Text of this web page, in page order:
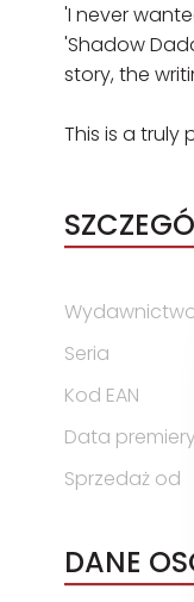
'I never
'Shadow
story, the
This is a truly
Seria
Kod EAN
Data premiery
Sprzedaż od
DANE